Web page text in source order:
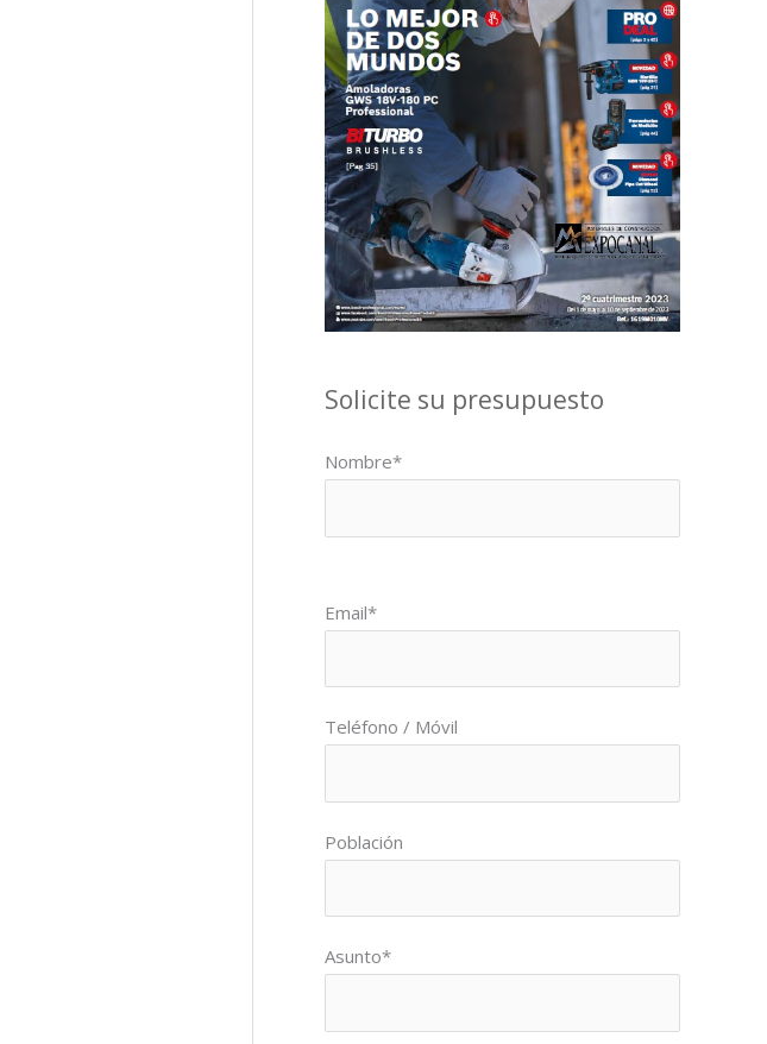
Solicite su presupuesto
Nombre*
Email*
Teléfono / Móvil
Población
Asunto*